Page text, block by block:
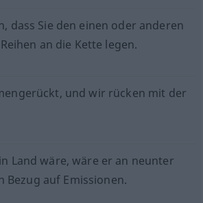
dass Sie den einen oder anderen
an die Kette legen.
und wir rücken mit der
Land wäre, wäre er an neunter
Bezug auf Emissionen.